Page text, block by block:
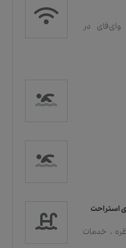
وای‌فای در
استراحت
، خدمات